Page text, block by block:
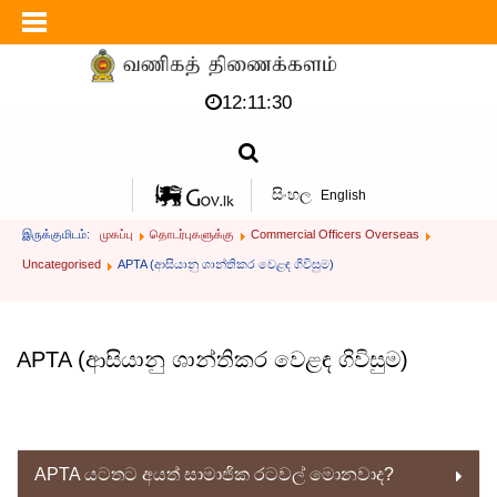
12:11:30
සිංහල English
இருக்குமிடம்: முகப்பு தொடர்புகளுக்கு Commercial Officers Overseas
Uncategorised APTA (ආසියානු ශාන්තිකර වෙළඳ ගිවිසුම)
APTA (ආසියානු ශාන්තිකර වෙළඳ ගිවිසුම)
APTA යටතට අයත් සාමාජික රටවල් මොනවාද?